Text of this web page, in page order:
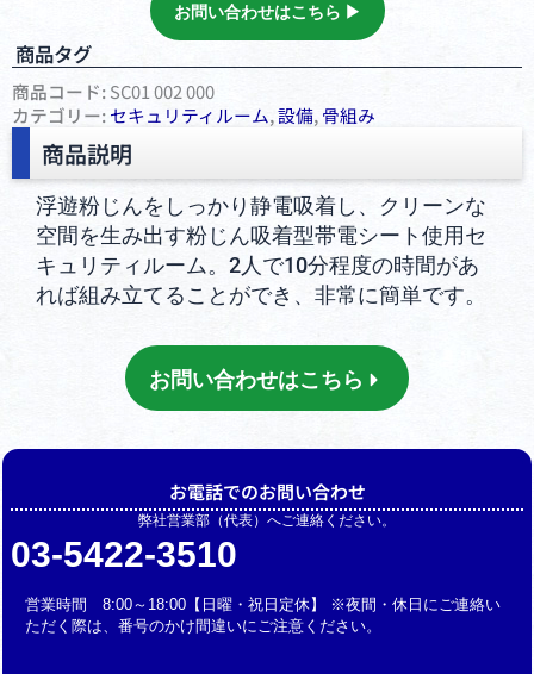
お問い合わせはこちら ▶︎
商品タグ
商品コード:SC01 002 000
カテゴリー:セキュリティルーム,設備,⾻組み
商品説明
浮遊粉じんをしっかり静電吸着し、クリーンな
空間を生み出す粉じん吸着型帯電シート使用セ
キュリティルーム。2人で10分程度の時間があ
れば組み立てることができ、非常に簡単です。
お問い合わせはこちら
お電話でのお問い合わせ
弊社営業部（代表）へご連絡ください。
03-5422-3510
営業時間 8:00～18:00【日曜・祝日定休】 ※夜間・休日にご連絡い
ただく際は、番号のかけ間違いにご注意ください。